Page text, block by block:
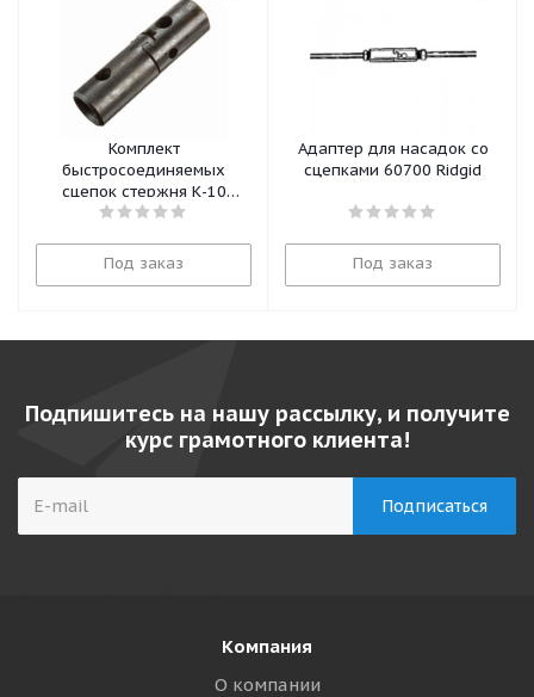
Комплект
быстросоединяемых
сцепок стержня К-10
59835 Ridgid
Под заказ
Адаптер для насадок со
сцепками 60700 Ridgid
Под заказ
Подпишитесь на нашу рассылку, и получите
курс грамотного клиента!
Компания
О компании